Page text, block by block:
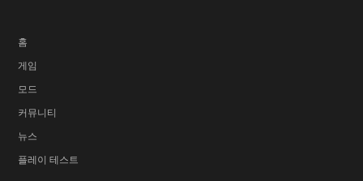
홈
게임
모드
커뮤니티
뉴스
플레이 테스트